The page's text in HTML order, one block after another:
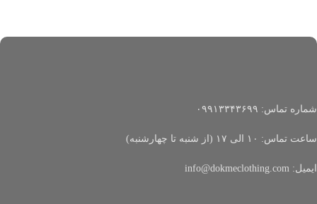
شماره تماس: ۰۹۹۱۳۳۴۳۶۹۹
ساعت تماس: ۱۰ الی ۱۷ (از شنبه تا چهارشنبه)
ایمیل: info@dokmeclothing.com